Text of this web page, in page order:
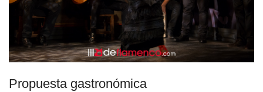
Propuesta gastronómica